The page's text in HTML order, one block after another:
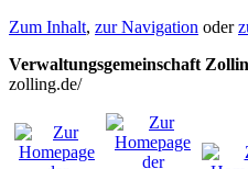
Zum Inhalt, zur Navigation oder
Verwaltungsgemeinschaft
zolling.de/